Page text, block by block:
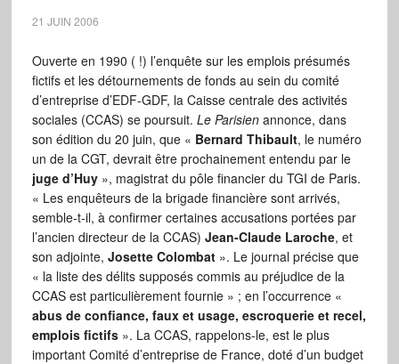
21 JUIN 2006
Ouverte en 1990 ( !) l’enquête sur les emplois présumés
fictifs et les détournements de fonds au sein du comité
d’entreprise d’EDF-GDF, la Caisse centrale des activités
sociales (CCAS) se poursuit. Le Parisien annonce, dans
son édition du 20 juin, que « Bernard Thibault, le numéro
un de la CGT, devrait être prochainement entendu par le
juge d’Huy», magistrat du pôle financier du TGI de Paris.
« Les enquêteurs de la brigade financière sont arrivés,
semble-t-il, à confirmer certaines accusations portées par
l’ancien directeur de la CCAS) Jean-Claude Laroche, et
son adjointe, Josette Colombat». Le journal précise que
« la liste des délits supposés commis au préjudice de la
CCAS est particulièrement fournie » ; en l’occurrence «
abus de confiance, faux et usage, escroquerie et recel,
emplois fictifs». La CCAS, rappelons-le, est le plus
important Comité d’entreprise de France, doté d’un budget